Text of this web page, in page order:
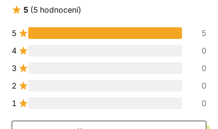
5 (5 hodnocení)
5
5
4
0
3
0
2
0
1
0